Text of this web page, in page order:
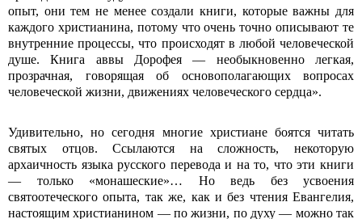
опыт, они тем не менее создали книги, которые важны для
каждого христианина, потому что очень точно описывают те
внутренние процессы, что происходят в любой человеческой
душе. Книга аввы Дорофея — необыкновенно легкая,
прозрачная, говорящая об основополагающих вопросах
человеческой жизни, движениях человеческого сердца».
Удивительно, но сегодня многие христиане боятся читать
святых отцов. Ссылаются на сложность, некоторую
архаичность языка русского перевода и на то, что эти книги
— только «монашеские»… Но ведь без усвоения
святоотеческого опыта, так же, как и без чтения Евангелия,
настоящим христианином — по жизни, по духу — можно так